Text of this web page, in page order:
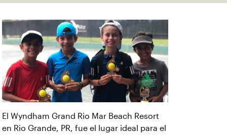
El Wyndham Grand Rio Mar Beach Resort
en Rio Grande, PR, fue el lugar ideal para el